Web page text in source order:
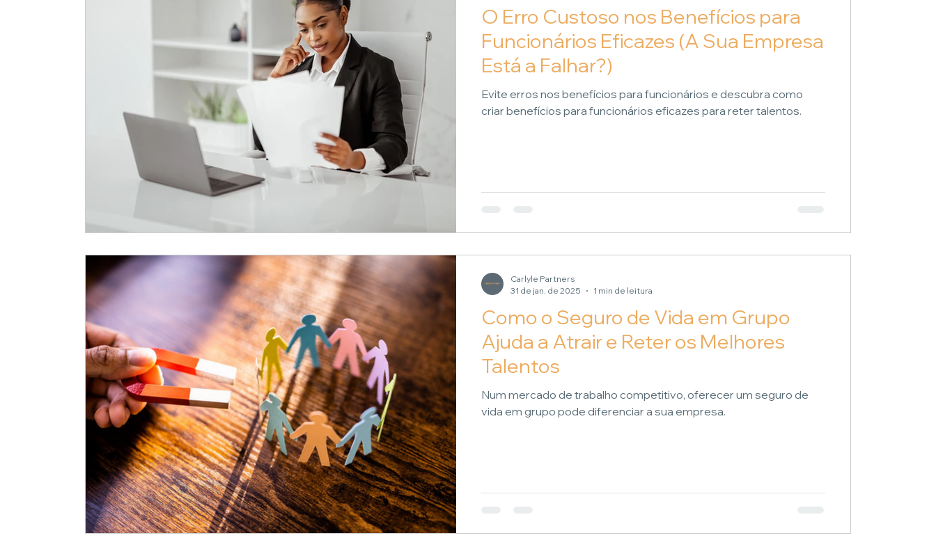
O Erro Custoso nos Benefícios para
Funcionários Eficazes (A Sua Empresa
Está a Falhar?)
Evite erros nos benefícios para funcionários e descubra como
criar benefícios para funcionários eficazes para reter talentos.
Como o Seguro de Vida em Grupo
Ajuda a Atrair e Reter os Melhores
Talentos
Num mercado de trabalho competitivo, oferecer um seguro de
vida em grupo pode diferenciar a sua empresa.
Carlyle Partners
31 de jan. de 2025
1 min de leitura